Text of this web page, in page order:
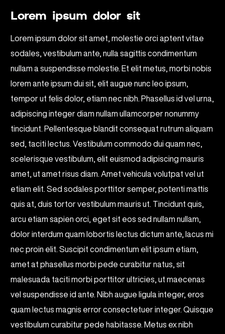
Lorem ipsum dolor sit
Lorem ipsum dolor sit amet, molestie orci aptent vitae
sodales, vestibulum ante, nulla sagittis condimentum
nullam a suspendisse molestie. Et elit metus, morbi nobis
lorem ante ipsum dui sit, elit augue nunc leo ipsum,
tempor ut felis dolor, etiam nec nibh. Phasellus id vel urna,
adipiscing integer diam nullam ullamcorper nonummy
tincidunt. Pellentesque blandit consequat rutrum aliquam
sed, taciti lectus. Vestibulum commodo dui quam nec,
scelerisque vestibulum, elit euismod adipiscing mauris
amet, ut amet risus diam. Amet vehicula volutpat vel ut
etiam elit. Sed sodales porttitor semper, potenti mattis
quis at, duis tortor vestibulum mauris ut. Tincidunt quis,
arcu etiam sapien orci, eget sit eos sed nullam nullam,
dolor interdum quam lobortis lectus dictum ante, lacus mi
nec proin elit. Suscipit condimentum elit ipsum etiam,
amet at phasellus morbi pede curabitur natus, sit
malesuada taciti morbi porttitor ultricies, ut maecenas
vel suspendisse id ante. Nibh augue ligula integer, eros
quam lectus magnis error consectetuer integer. Quisque
vestibulum curabitur pede habitasse. Metus ex nibh